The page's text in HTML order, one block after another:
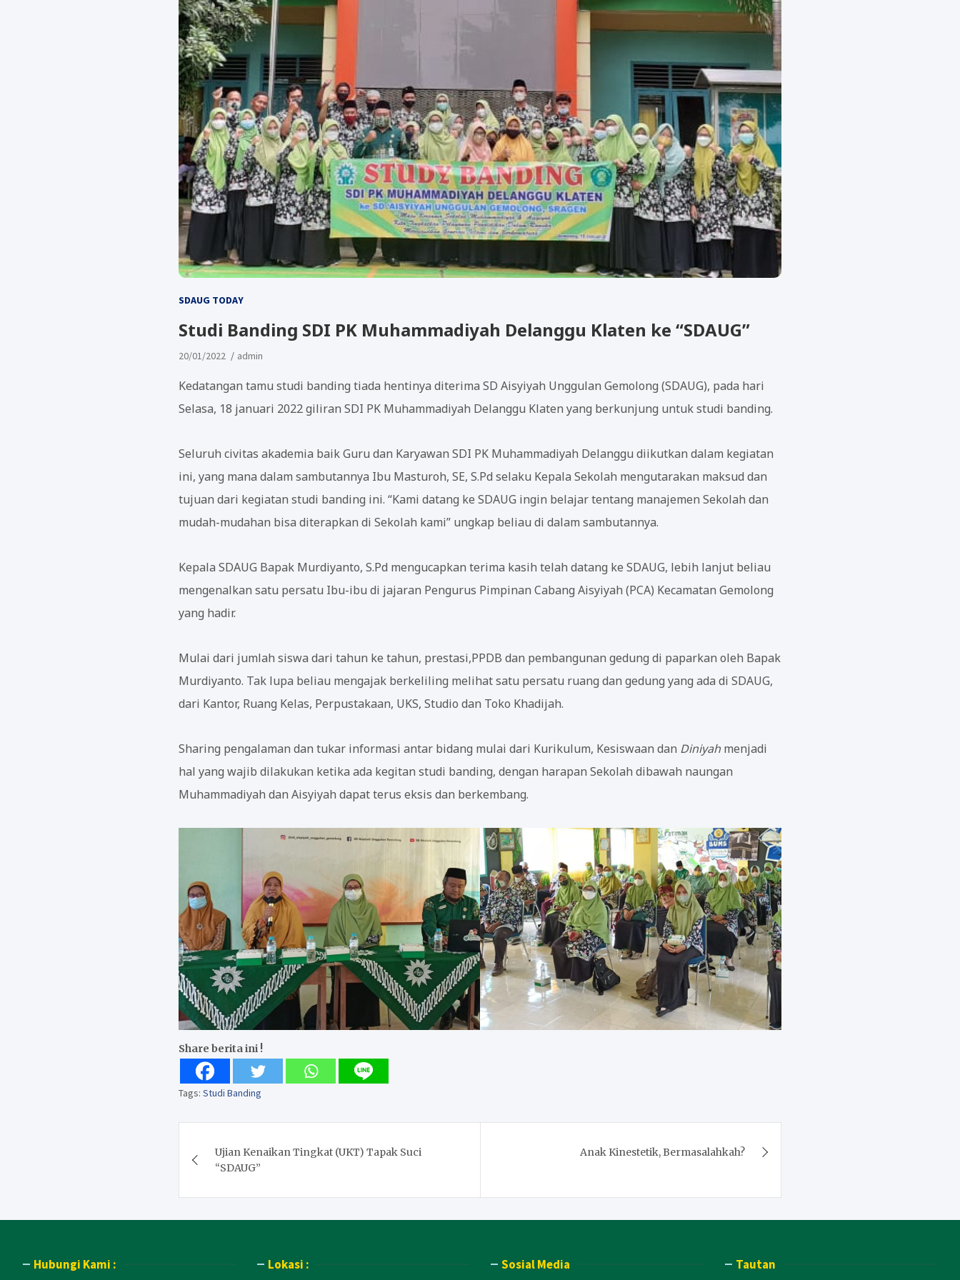
SDAUG TODAY
Studi Banding SDI PK Muhammadiyah Delanggu Klaten ke “SDAUG”
20/01/2022 admin
Kedatangan tamu studi banding tiada hentinya diterima SD Aisyiyah Unggulan Gemolong (SDAUG), pada hari
Selasa, 18 januari 2022 giliran SDI PK Muhammadiyah Delanggu Klaten yang berkunjung untuk studi banding.
Seluruh civitas akademia baik Guru dan Karyawan SDI PK Muhammadiyah Delanggu diikutkan dalam kegiatan
ini, yang mana dalam sambutannya Ibu Masturoh, SE, S.Pd selaku Kepala Sekolah mengutarakan maksud dan
tujuan dari kegiatan studi banding ini. “Kami datang ke SDAUG ingin belajar tentang manajemen Sekolah dan
mudah-mudahan bisa diterapkan di Sekolah kami” ungkap beliau di dalam sambutannya.
Kepala SDAUG Bapak Murdiyanto, S.Pd mengucapkan terima kasih telah datang ke SDAUG, lebih lanjut beliau
mengenalkan satu persatu Ibu-ibu di jajaran Pengurus Pimpinan Cabang Aisyiyah (PCA) Kecamatan Gemolong
yang hadir.
Mulai dari jumlah siswa dari tahun ke tahun, prestasi,PPDB dan pembangunan gedung di paparkan oleh Bapak
Murdiyanto. Tak lupa beliau mengajak berkeliling melihat satu persatu ruang dan gedung yang ada di SDAUG,
dari Kantor, Ruang Kelas, Perpustakaan, UKS, Studio dan Toko Khadijah.
Sharing pengalaman dan tukar informasi antar bidang mulai dari Kurikulum, Kesiswaan dan Diniyah menjadi
hal yang wajib dilakukan ketika ada kegitan studi banding, dengan harapan Sekolah dibawah naungan
Muhammadiyah dan Aisyiyah dapat terus eksis dan berkembang.
Share berita ini !
Tags: Studi Banding
navigation
Ujian Kenaikan Tingkat (UKT) Tapak Suci
“SDAUG”
Anak Kinestetik, Bermasalahkah?
Hubungi Kami : Lokasi : Sosial Media Tautan